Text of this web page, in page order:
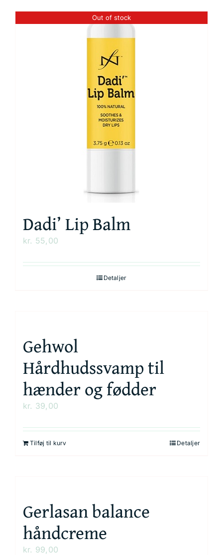
Out of stock
Dadi’ Lip Balm
kr. 55,00
Detaljer
Gehwol
Hårdhudssvamp til
hænder og fødder
kr. 39,00
Tilføj til kurv Detaljer
Gerlasan balance
håndcreme
kr. 99,00